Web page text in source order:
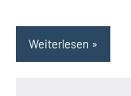
Weiterlesen